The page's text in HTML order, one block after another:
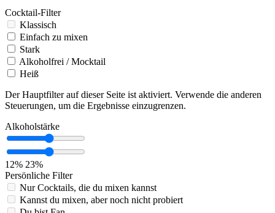
Cocktail-Filter
Klassisch
Einfach zu mixen
Stark
Alkoholfrei / Mocktail
Heiß
Der Hauptfilter auf dieser Seite ist aktiviert. Verwende die anderen
Steuerungen, um die Ergebnisse einzugrenzen.
Alkoholstärke
12% 23%
Persönliche Filter
Nur Cocktails, die du mixen kannst
Kannst du mixen, aber noch nicht probiert